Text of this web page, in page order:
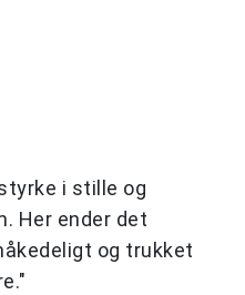
i stille og
Her ender det
og trukket